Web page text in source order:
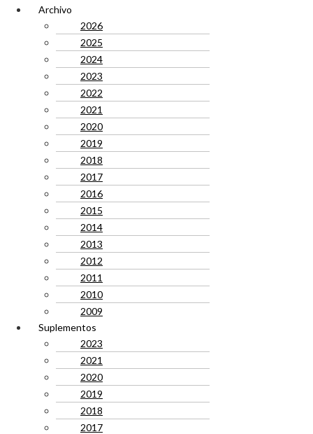
Archivo
2026
2025
2024
2023
2022
2021
2020
2019
2018
2017
2016
2015
2014
2013
2012
2011
2010
2009
Suplementos
2023
2021
2020
2019
2018
2017